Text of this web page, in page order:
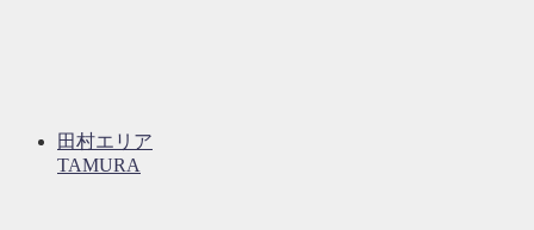
田村エリア
TAMURA